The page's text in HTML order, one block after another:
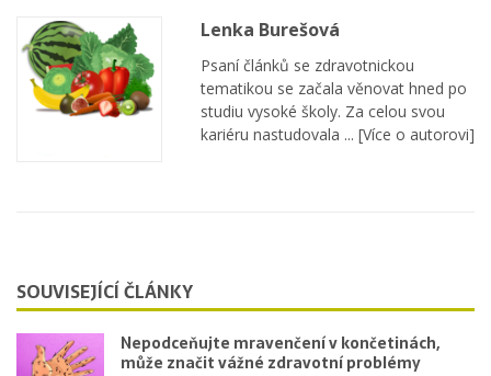
Lenka Burešová
Psaní článků se zdravotnickou
tematikou se začala věnovat hned po
studiu vysoké školy. Za celou svou
kariéru nastudovala ... [Více o autorovi]
SOUVISEJÍCÍ ČLÁNKY
Nepodceňujte mravenčení v končetinách,
může značit vážné zdravotní problémy